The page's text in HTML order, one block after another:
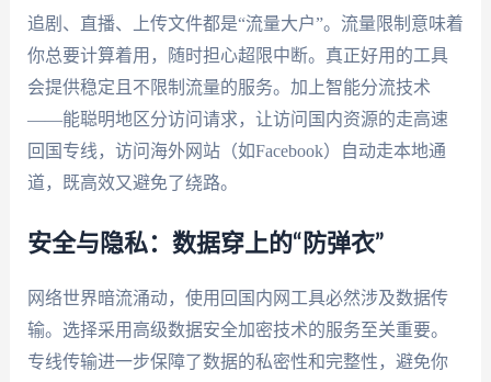
追剧、直播、上传文件都是“流量大户”。流量限制意味着
你总要计算着用，随时担心超限中断。真正好用的工具
会提供稳定且不限制流量的服务。加上智能分流技术
——能聪明地区分访问请求，让访问国内资源的走高速
回国专线，访问海外网站（如Facebook）自动走本地通
道，既高效又避免了绕路。
安全与隐私：数据穿上的“防弹衣”
网络世界暗流涌动，使用回国内网工具必然涉及数据传
输。选择采用高级数据安全加密技术的服务至关重要。
专线传输进一步保障了数据的私密性和完整性，避免你